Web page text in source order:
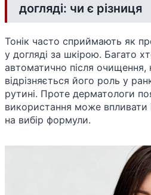
догляді: чи є різниця
Тонік часто сприймають як
у догляді за шкірою. Багато
автоматично після
відрізняється його роль у
рутині. Проте дерматологи
використання може впливати
на вибір формули.